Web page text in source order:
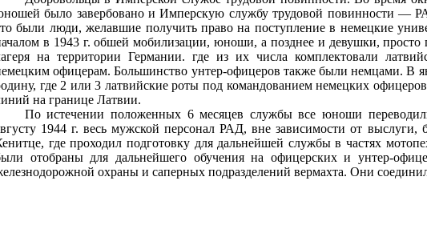
было завербовано и Имперскую службу трудовой повинности —
были люди, желавшие получить право на поступление в немецкие
в 1943 г. обшей мобилизации, юноши, а позднее и девушки,
на территории Германии. где из их числа комплектовали
офицерам. Большинство унтер‑офицеров также были немцами. В
где 2 или 3 латвийские роты под командованием немецких
на границе Латвии.
По истечении положенных 6 месяцев службы все юноши
1944 г. весь мужской персонал РАД, вне зависимости от
где проходил подготовку для дальнейшей службы в частях
отобраны для дальнейшего обучения на офицерских и
охраны и саперных подразделений вермахта. Они